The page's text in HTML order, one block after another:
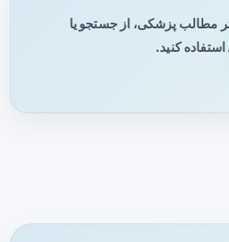
مطالب پزشکی، از جستجو یا
کنید.